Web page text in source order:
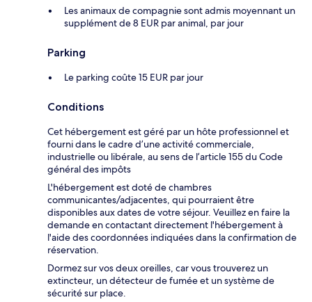
Les animaux de compagnie sont admis moyennant un
supplément de 8 EUR par animal, par jour
Parking
Le parking coûte 15 EUR par jour
Conditions
Cet hébergement est géré par un hôte professionnel et
fourni dans le cadre d’une activité commerciale,
industrielle ou libérale, au sens de l’article 155 du Code
général des impôts
L'hébergement est doté de chambres
communicantes/adjacentes, qui pourraient être
disponibles aux dates de votre séjour. Veuillez en faire la
demande en contactant directement l'hébergement à
l'aide des coordonnées indiquées dans la confirmation de
réservation.
Dormez sur vos deux oreilles, car vous trouverez un
extincteur, un détecteur de fumée et un système de
sécurité sur place.